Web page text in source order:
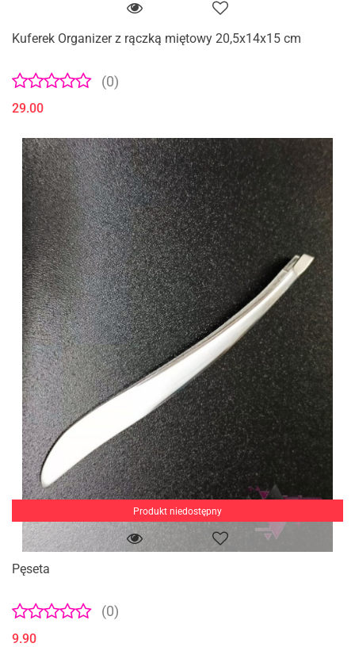
Kuferek Organizer z rączką miętowy 20,5x14x15 cm
(0)
29.00
Produkt niedostępny
Pęseta
(0)
9.90